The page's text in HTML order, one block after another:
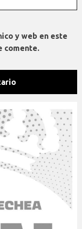
y web en este
comente.